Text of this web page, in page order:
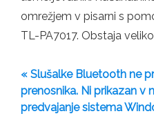
omrežjem v pisarni s
TL-PA7017. Obstaja
« Slušalke Bluetooth ne
prenosnika. Ni prikazan v
predvajanje sistema